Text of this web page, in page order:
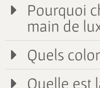
Pourquoi
main de
Quels
Quelle est